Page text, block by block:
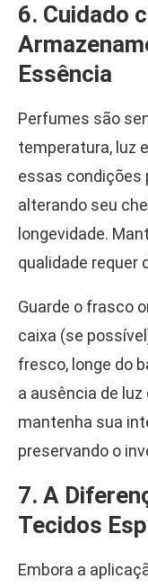
6. Cuidado
Essência
Perfumes são
temperatura, luz
essas condições
alterando seu
longevidade.
qualidade requer
Guarde o frasco
caixa (se
fresco, longe do
a ausência de
mantenha sua
preservando o
7. A
Tecidos
Embora a